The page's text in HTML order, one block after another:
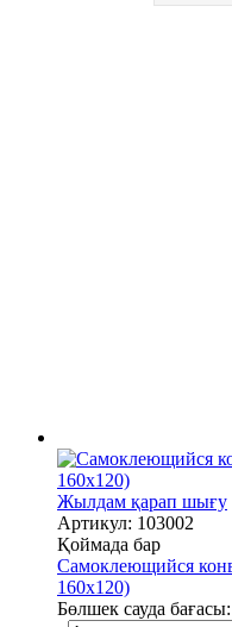
Жылдам қарап шығу
Артикул: 103002
Қоймада бар
Самоклеющийся
160х120)
Бөлшек сауда бағасы: